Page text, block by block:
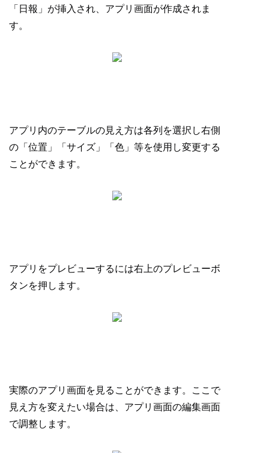
「日報」が挿入され、アプリ画面が作成されま
す。
アプリ内のテーブルの見え方は各列を選択し右側
の「位置」「サイズ」「色」等を使用し変更する
ことができます。
アプリをプレビューするには右上のプレビューボ
タンを押します。
実際のアプリ画面を見ることができます。ここで
見え方を変えたい場合は、アプリ画面の編集画面
で調整します。